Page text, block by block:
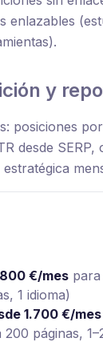
enlazables
y
posiciones
desde SERP,
€/mes
1 idioma)
1.700 €/mes
200 páginas,